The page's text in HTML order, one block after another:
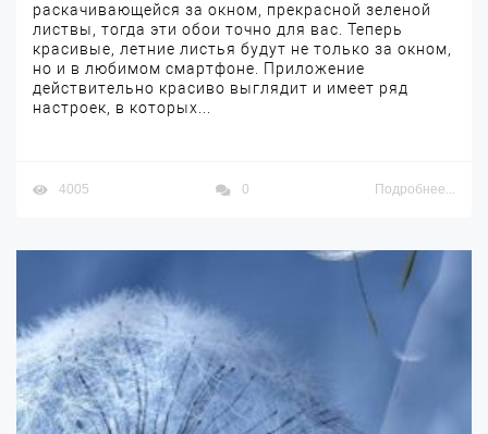
раскачивающейся за окном, прекрасной зеленой
листвы, тогда эти обои точно для вас. Теперь
красивые, летние листья будут не только за окном,
но и в любимом смартфоне. Приложение
действительно красиво выглядит и имеет ряд
настроек, в которых...
4005 0 Подробнее...